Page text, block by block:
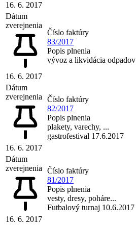
16. 6. 2017
Dátum
zverejnenia
16. 6. 2017
Číslo faktúry
83/2017
Popis plnenia
vývoz a likvidácia odpadov
Dátum
zverejnenia
16. 6. 2017
Číslo faktúry
82/2017
Popis plnenia
plakety, varechy, ...
gastrofestival 17.6.2017
Dátum
zverejnenia
16. 6. 2017
Číslo faktúry
81/2017
Popis plnenia
vesty, dresy, poháre...
Futbalový turnaj 10.6.2017